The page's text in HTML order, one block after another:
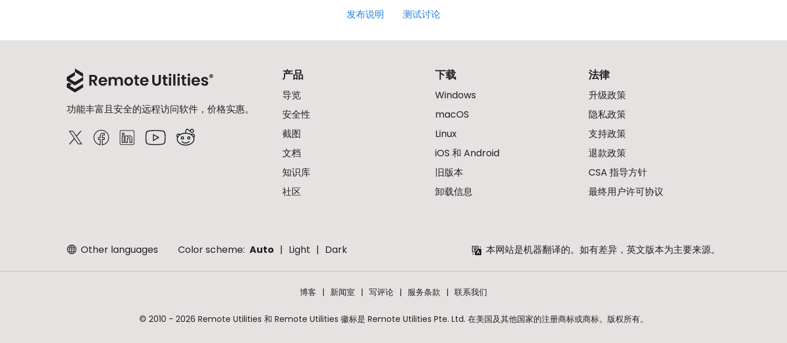
发布说明 测试讨论
功能丰富且安全的远程访问软件，价格实惠。
产品
导览
安全性
截图
文档
知识库
社区
下载
Windows
macOS
Linux
iOS 和 Android
旧版本
卸载信息
法律
升级政策
隐私政策
支持政策
退款政策
CSA 指导方针
最终用户许可协议
Other languages Color scheme: Auto Light Dark 本网站是机器翻译的。如有差异，英文版本为主要来源。
博客 新闻室 写评论 服务条款 联系我们
© 2010 - 2026 Remote Utilities 和 Remote Utilities 徽标是 Remote Utilities Pte. Ltd. 在美国及其他国家的注册商标或商标。版权所有。